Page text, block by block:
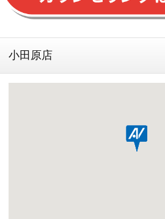
小田原店